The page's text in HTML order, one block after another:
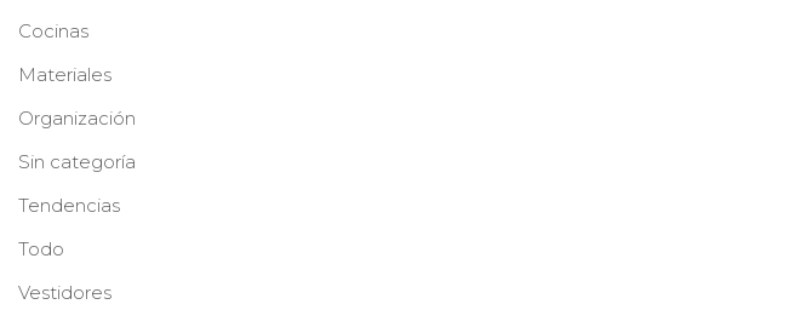
Cocinas
Materiales
Organización
Sin categoría
Tendencias
Todo
Vestidores